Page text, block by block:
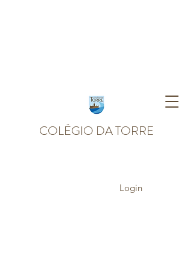
COLÉGIO DA TORRE
Login